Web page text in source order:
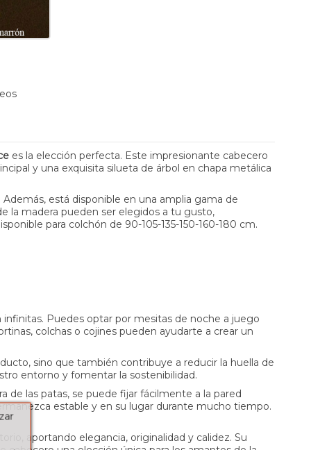
es la elección perfecta. Este impresionante cabecero
y una exquisita silueta de árbol en chapa metálica
está disponible en una amplia gama de
la madera pueden ser elegidos a tu gusto,
para colchón de 90-105-135-150-160-180 cm.
Puedes optar por mesitas de noche a juego
colchas o cojines pueden ayudarte a crear un
sino que también contribuye a reducir la huella de
entorno y fomentar la sostenibilidad.
de las patas, se puede fijar fácilmente a la pared
estable y en su lugar durante mucho tiempo.
aportando elegancia, originalidad y calidez. Su